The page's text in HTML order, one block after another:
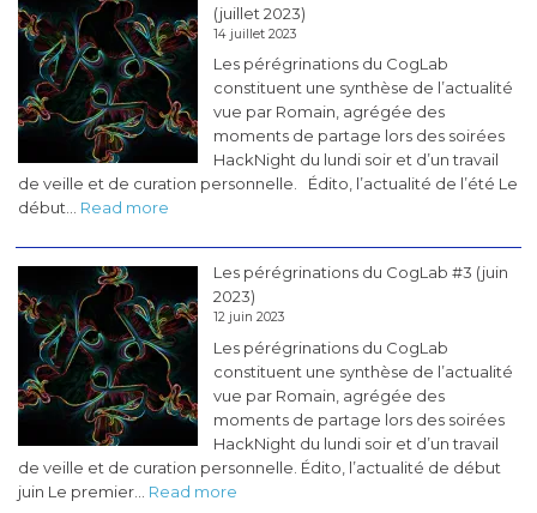
&
Neurotech
en
France
»
(juillet 2023)
14 juillet 2023
Les pérégrinations du CogLab
constituent une synthèse de l’actualité
vue par Romain, agrégée des
moments de partage lors des soirées
HackNight du lundi soir et d’un travail
de veille et de curation personnelle. Édito, l’actualité de l’été Le
début… Read more
pérégrinations
CogLab
#4
(juillet
2023)
Les pérégrinations du CogLab #3 (juin
2023)
12 juin 2023
Les pérégrinations du CogLab
constituent une synthèse de l’actualité
vue par Romain, agrégée des
moments de partage lors des soirées
HackNight du lundi soir et d’un travail
de veille et de curation personnelle. Édito, l’actualité de début
juin Le premier… Read more